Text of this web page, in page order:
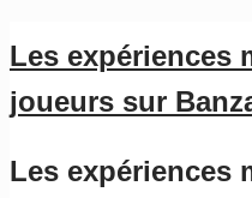
Les expériences
joueurs sur
Les expériences